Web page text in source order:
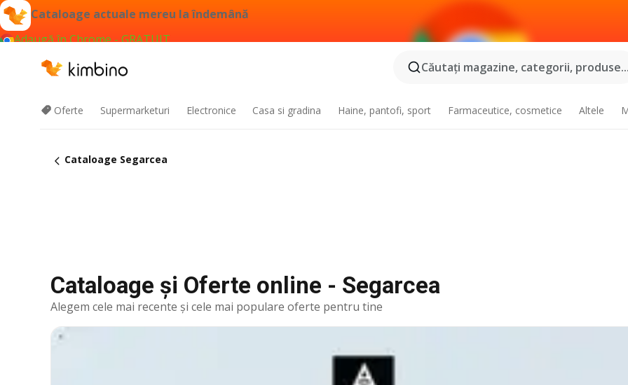
Cataloage actuale mereu la îndemână
Adaugă în Chrome - GRATUIT
Căutaţi magazine, categorii,
Oferte Supermarketuri Electronice Casa si gradina Haine, pantofi, sport Farmaceutice, cosmetice Altele
Cataloage Segarcea
Cataloage și Oferte online - Segarcea
Alegem cele mai recente şi cele mai populare oferte pentru tine